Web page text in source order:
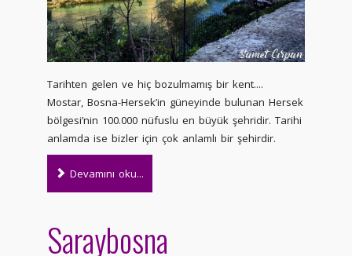
Tarihten gelen ve hiç bozulmamış bir kent....
Mostar, Bosna-Hersek’in güneyinde bulunan Hersek
bölgesi’nin 100.000 nüfuslu en büyük şehridir. Tarihi
anlamda ise bizler için çok anlamlı bir şehirdir.
Devamını oku...
Saraybosna